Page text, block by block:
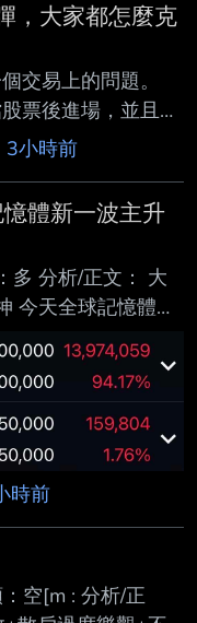
，大家都怎麼克
交易上的問題。
票後進場，並且固
個很困擾的情
反彈，甚至又回到
況，我就會開始
天再出場，至少
，我又覺得如果
像就是在凹單，違
想請問大家遇到
希望能聽聽大家的
fro
3小時前
體新一波主升
多 分析/正文： 大
今天全球記憶體大
今晚美股記憶體大
記憶體暴力V轉 新
抄底華邦電 今天進
hr1li8.png 進
波50%停利 不可能
from PttX on my
時前
空[m : 分析/正